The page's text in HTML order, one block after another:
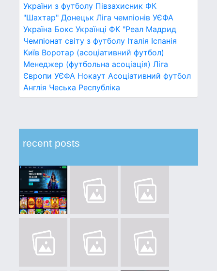
України з футболу Півзахисник ФК
"Шахтар" Донецьк Ліга чемпіонів УЄФА
Україна Бокс Українці ФК "Реал Мадрид
Чемпіонат світу з футболу Італія Іспанія
Київ Воротар (асоціативний футбол)
Менеджер (футбольна асоціація) Ліга
Європи УЄФА Нокаут Асоціативний футбол
Англія Чеська Республіка
recent posts